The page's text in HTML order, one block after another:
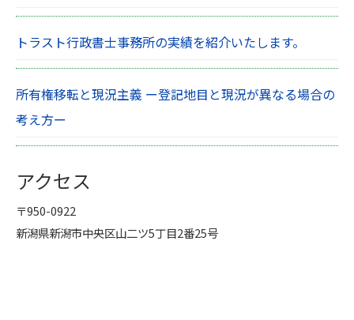
トラスト行政書士事務所の実績を紹介いたします。
所有権移転と現況主義 ー登記地目と現況が異なる場合の
考え方ー
アクセス
〒950-0922
新潟県新潟市中央区山二ツ5丁目2番25号